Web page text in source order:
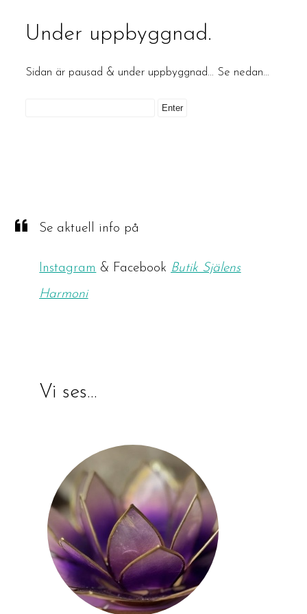
Under uppbyggnad.
Sidan är pausad & under uppbyggnad… Se nedan…
Se aktuell info på
Instagram & Facebook Butik Själens
Harmoni
Vi ses…